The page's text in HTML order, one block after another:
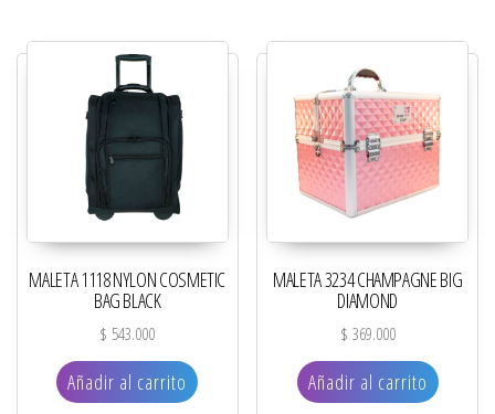
MALETA 1118 NYLON COSMETIC
BAG BLACK
$ 543.000
Añadir al carrito
MALETA 3234 CHAMPAGNE BIG
DIAMOND
$ 369.000
Añadir al carrito